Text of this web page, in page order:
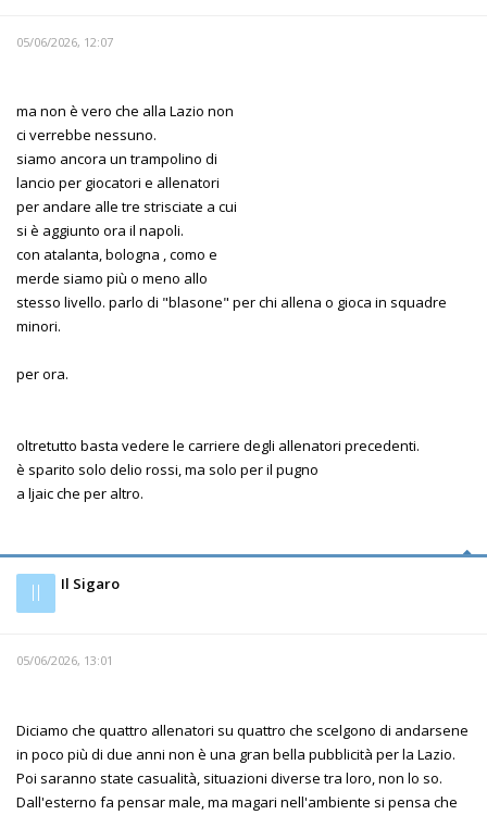
05/06/2026, 12:07
ma non è vero che alla Lazio non
ci verrebbe nessuno.
siamo ancora un trampolino di
lancio per giocatori e allenatori
per andare alle tre strisciate a cui
si è aggiunto ora il napoli.
con atalanta, bologna , como e
merde siamo più o meno allo
stesso livello. parlo di "blasone" per chi allena o gioca in squadre
minori.
per ora.
oltretutto basta vedere le carriere degli allenatori precedenti.
è sparito solo delio rossi, ma solo per il pugno
a ljaic che per altro.
Il Il Sigaro
05/06/2026, 13:01
Diciamo che quattro allenatori su quattro che scelgono di andarsene
in poco più di due anni non è una gran bella pubblicità per la Lazio.
Poi saranno state casualità, situazioni diverse tra loro, non lo so.
Dall'esterno fa pensar male, ma magari nell'ambiente si pensa che